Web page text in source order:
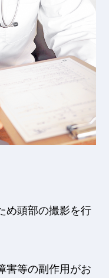
め頭部の撮影を行
害等の副作用がお